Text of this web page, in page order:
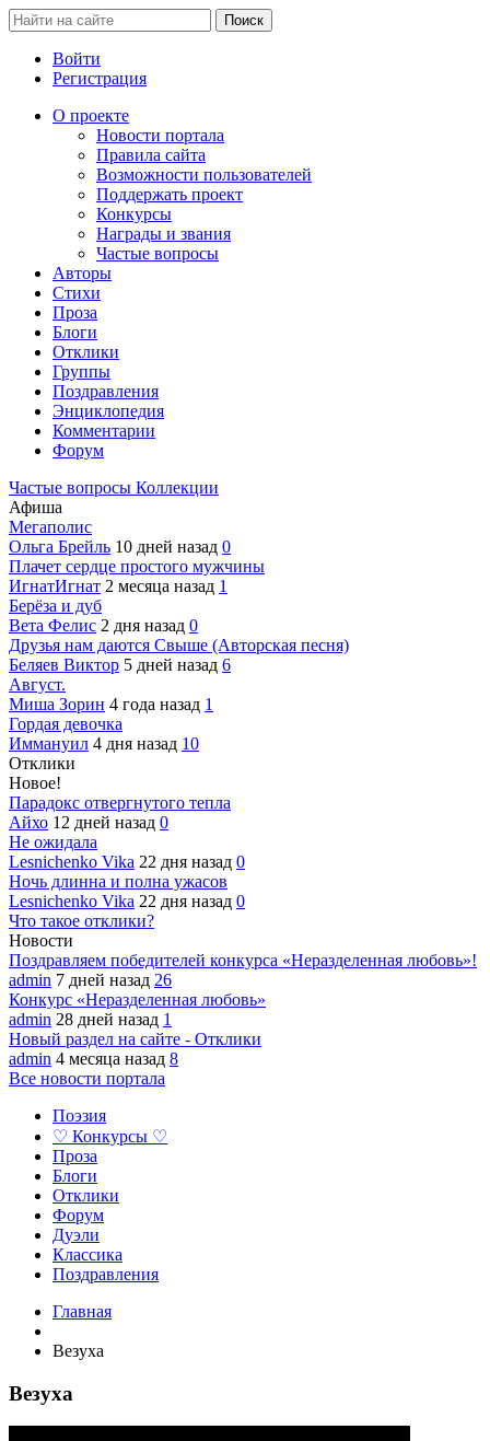
Войти
Регистрация
О проекте
Новости портала
Правила сайта
Возможности пользователей
Поддержать проект
Конкурсы
Награды и звания
Частые вопросы
Авторы
Стихи
Проза
Блоги
Отклики
Группы
Поздравления
Энциклопедия
Комментарии
Форум
Частые вопросы Коллекции
Афиша
Мегаполис
Ольга Брейль 10 дней назад 0
Плачет сердце простого мужчины
ИгнатИгнат 2 месяца назад 1
Берёза и дуб
Вета Фелис 2 дня назад 0
Друзья нам даются Свыше (Авторская песня)
Беляев Виктор 5 дней назад 6
Август.
Миша Зорин 4 года назад 1
Гордая девочка
Иммануил 4 дня назад 10
Отклики
Новое!
Парадокс отвергнутого тепла
Айхо 12 дней назад 0
Не ожидала
Lesnichenko Vika 22 дня назад 0
Ночь длинна и полна ужасов
Lesnichenko Vika 22 дня назад 0
Что такое отклики?
Новости
Поздравляем победителей конкурса «Неразделенная любовь»!
admin 7 дней назад 26
Конкурс «Неразделенная любовь»
admin 28 дней назад 1
Новый раздел на сайте - Отклики
admin 4 месяца назад 8
Все новости портала
Поэзия
♡ Конкурсы ♡
Проза
Блоги
Отклики
Форум
Дуэли
Классика
Поздравления
Главная
Везуха
Везуха